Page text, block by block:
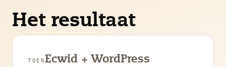
Het resultaat
TOEN Ecwid + WordPress